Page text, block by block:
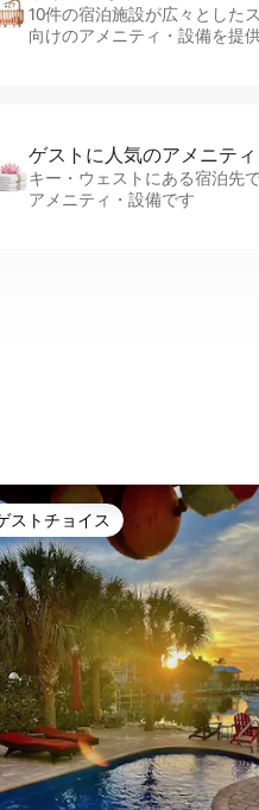
10件の宿泊施設が広々とした
向けのアメニティ・設備を提
ゲストに人⁠気⁠のア⁠メ⁠ニ⁠テ⁠
キー・ウェストにある宿泊先
アメニティ・設備です
評のゲストチョイスです。
ストチョイス